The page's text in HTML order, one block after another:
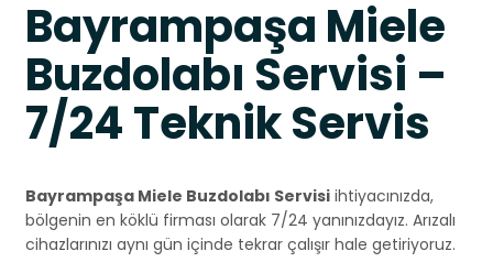
Bayrampaşa Miele
Buzdolabı Servisi –
7/24 Teknik Servis
Bayrampaşa Miele Buzdolabı Servisi ihtiyacınızda,
bölgenin en köklü firması olarak 7/24 yanınızdayız. Arızalı
cihazlarınızı aynı gün içinde tekrar çalışır hale getiriyoruz.